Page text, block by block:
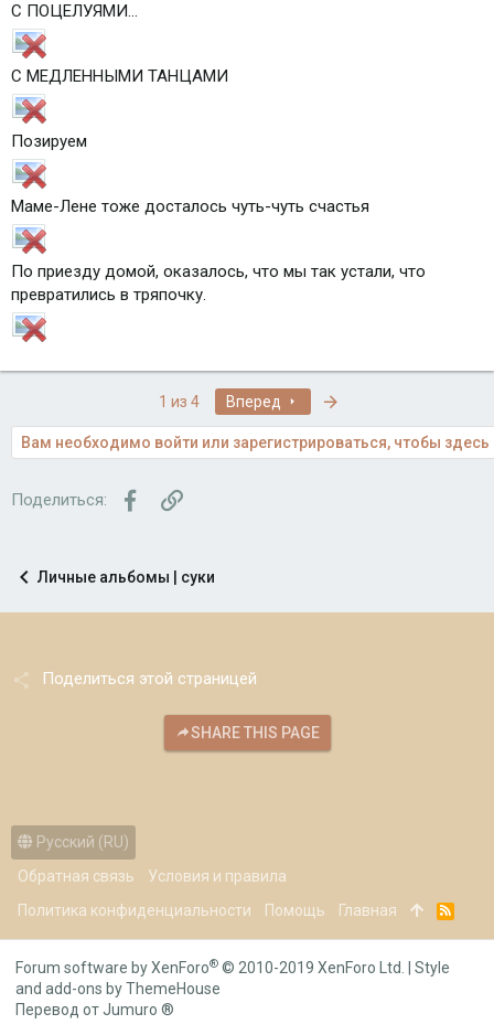
С ПОЦЕЛУЯМИ...
С МЕДЛЕННЫМИ ТАНЦАМИ
Позируем
Маме-Лене тоже досталось чуть-чуть счастья
По приезду домой, оказалось, что мы так устали, что
превратились в тряпочку.
1 из 4 Вперед
Вам необходимо войти или зарегистрироваться, чтобы здесь
Поделиться: FacebookСсылка
Личные альбомы | суки
Поделиться этой страницей
SHARE THIS PAGE
Русский (RU)
Обратная связь
Условия и правила
Политика конфиденциальности
Помощь Главная
R
Forum software by XenForo® © 2010-2019 XenForo Ltd.
Style
and add-ons by ThemeHouse
Перевод от Jumuro ®